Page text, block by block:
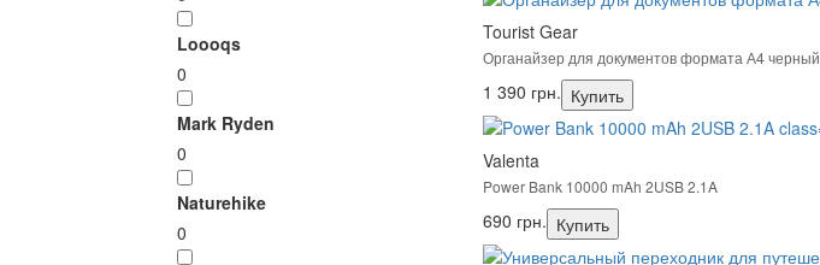
Loooqs
0
Mark Ryden
0
Naturehike
0
Tourist Gear
Органайзер для документов формата А4 черный
1 390 грн. Купить
Valenta
Power Bank 10000 mAh 2USB 2.1A
690 грн. Купить